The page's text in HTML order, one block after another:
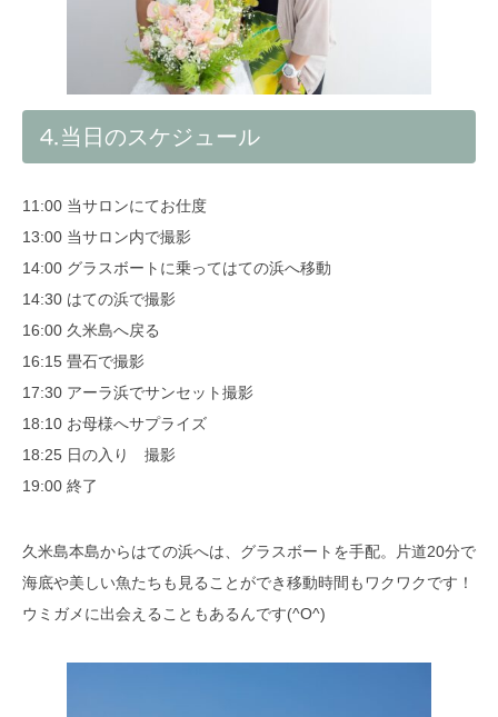
⒋当日のスケジュール
11:00 当サロンにてお仕度
13:00 当サロン内で撮影
14:00 グラスボートに乗ってはての浜へ移動
14:30 はての浜で撮影
16:00 久米島へ戻る
16:15 畳石で撮影
17:30 アーラ浜でサンセット撮影
18:10 お母様へサプライズ
18:25 日の入り 撮影
19:00 終了
久米島本島からはての浜へは、グラスボートを手配。片道20分で
海底や美しい魚たちも見ることができ移動時間もワクワクです！
ウミガメに出会えることもあるんです(^O^)